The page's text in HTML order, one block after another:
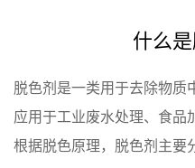
什么是
脱色剂是一类用于去除物质
应用于工业废水处理、食品
根据脱色原理，脱色剂主要